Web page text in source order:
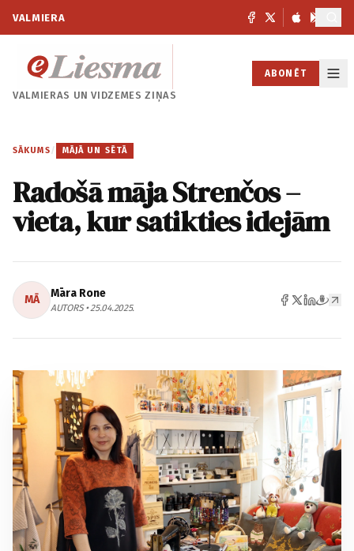
VALMIERA
VALMIERAS UNVIDZEMES ZIŅAS
ABONĒT
SĀKUMS / MĀJĀ UN SĒTĀ
Radošā māja Strenčos –
vieta, kur satikties idejām
MĀ Māra Rone
AUTORS • 25.04.2025.